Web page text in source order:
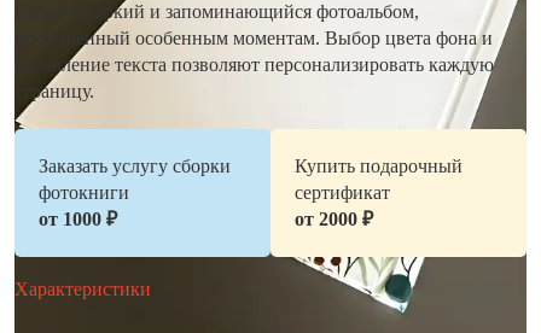
Создайте яркий и запоминающийся фотоальбом,
посвященный особенным моментам. Выбор цвета фона и
добавление текста позволяют персонализировать каждую
страницу.
Заказать услугу сборки
фотокниги
от 1000 ₽
Купить подарочный
сертификат
от 2000 ₽
Характеристики